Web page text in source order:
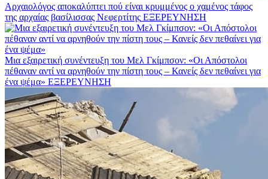
Αρχαιολόγος αποκαλύπτει πού είναι κρυμμένος ο χαμένος τάφος
της αρχαίας βασίλισσας Νεφερτίτης ΕΞΕΡΕΥΝΗΣΗ
Μια εξαιρετική συνέντευξη του Μελ Γκίμπσον: «Οι Απόστολοι
πέθαναν αντί να αρνηθούν την πίστη τους – Κανείς δεν πεθαίνει για
ένα ψέμα» ΕΞΕΡΕΥΝΗΣΗ